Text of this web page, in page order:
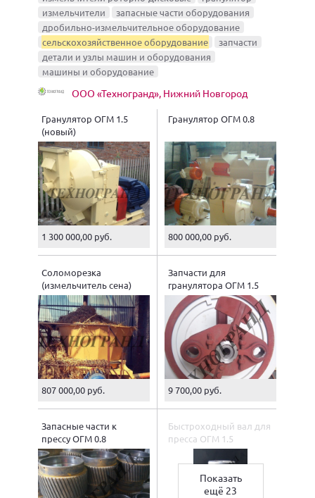
измельчители
запасные части оборудования
дробильно-измельчительное оборудование
сельскохозяйственное оборудование
запчасти
детали и узлы машин и оборудования
машины и оборудование
ООО «Техногранд», Нижний Новгород
Гранулятор ОГМ 1.5
(новый)
1 300 000,00 руб.
Гранулятор ОГМ 0.8
800 000,00 руб.
Соломорезка
(измельчитель сена)
807 000,00 руб.
Запчасти для
гранулятора ОГМ 1.5
9 700,00 руб.
Запасные части к
прессу ОГМ 0.8
Быстроходный вал для
пресса ОГМ 1.5
Показать
ещё 23